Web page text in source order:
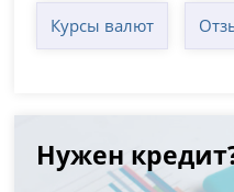
Курсы валют
Нужен